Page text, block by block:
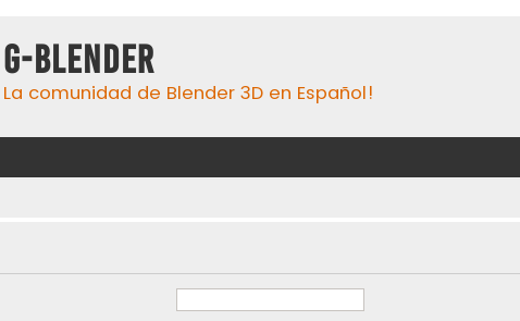
G-Blender
La comunidad de Blender 3D en Español!